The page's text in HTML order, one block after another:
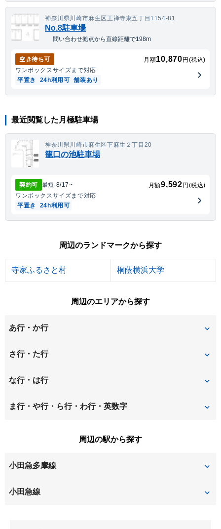
神奈川県川崎市麻生区王禅寺東五丁目1154-81
No.8駐車場
問い合わせ拠点から直線距離で198m
空き待ち可 月額10,870 円(税込)
ワンボックスサイズまで対応
平置き
24h利用可 舗装あり
最近閲覧した月極駐車場
神奈川県川崎市麻生区下麻生２丁目20
籠口の池駐車場
契約可 最短 8/17~ 月額9,592 円(税込)
ワンボックスサイズまで対応
平置き
24h利用可
周辺のランドマークから探す
寺家ふるさと村 桐蔭横浜大学
周辺のエリアから探す
あ行・か行
美しが丘西
王禅寺
さ行・た行
潮見台
すすき野
な行・は行
虹ケ丘 白山
ま行・や行・ら行・わ行・英数字
周辺の駅から探す
小田急多摩線
五月台
小田急線